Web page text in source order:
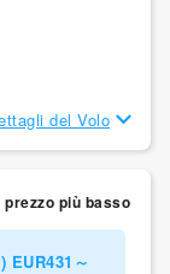
del Volo
più basso
～